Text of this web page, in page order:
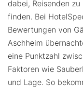
dabei, Reisenden
finden. Bei
Bewertungen von
Aschheim
eine Punktzahl
Faktoren wie
und Lage. So